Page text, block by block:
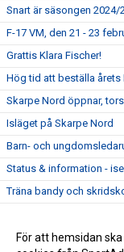
Snart är säsongen 2024/
F-17 VM, den 21 - 23
Grattis Klara Fischer!
Hög tid att beställa årets
Skarpe Nord öppnar,
Isläget på Skarpe Nord
Barn- och
Status & information -
Träna bandy och
Tips på sommarläger
För att hemsidan